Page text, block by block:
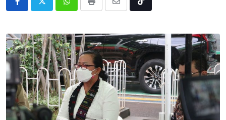
WhatsappPrint
Share
Tiktok